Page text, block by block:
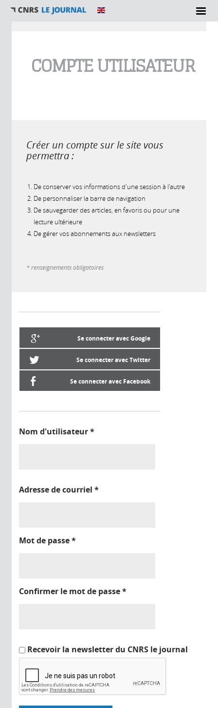
COMPTE UTILISATEUR
Créer un compte sur le site vous
permettra :
De conserver vos informations d'une session à l'autre
De personnaliser la barre de navigation
De sauvegarder des articles, en favoris ou pour une
lecture ultérieure
De gérer vos abonnements aux newsletters
* renseignements obligatoires
Se connecter avec Google
Se connecter avec Twitter
Se connecter avec Facebook
Nom d'utilisateur*
Adresse de courriel *
Mot de passe*
Confirmer le mot de passe*
Recevoir la newsletter du CNRS le journal